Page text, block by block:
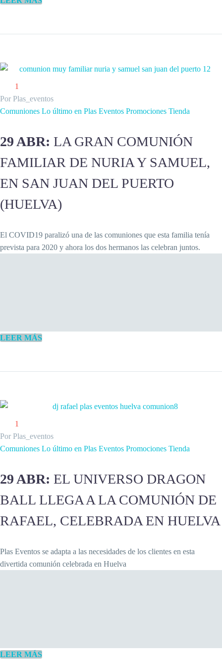
1
Por Plas_eventos
Comuniones Lo último en Plas Eventos Promociones Tienda
29 ABR: LA GRAN COMUNIÓN
FAMILIAR DE NURIA Y SAMUEL,
EN SAN JUAN DEL PUERTO
(HUELVA)
El COVID19 paralizó una de las comuniones que esta familia tenía
prevista para 2020 y ahora los dos hermanos las celebran juntos.
LEER MÁS
1
Por Plas_eventos
Comuniones Lo último en Plas Eventos Promociones Tienda
29 ABR: EL UNIVERSO DRAGON
BALL LLEGA A LA COMUNIÓN DE
RAFAEL, CELEBRADA EN HUELVA
Plas Eventos se adapta a las necesidades de los clientes en esta
divertida comunión celebrada en Huelva
LEER MÁS